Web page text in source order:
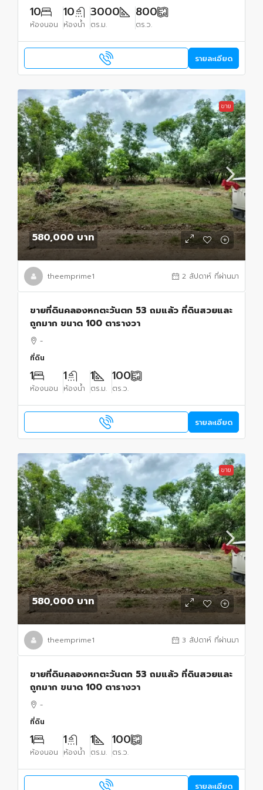
10
ห้องนอน
10
ห้องน้ำ
3000
ตร.ม.
800
ตร.ว.
รายละเอียด
ขาย
580,000 บาท
theemprime1 2 สัปดาห์ ที่ผ่านมา
ขายที่ดินคลองหกตะวันตก 53 ถมแล้ว ที่ดินสวยและ
ถูกมาก ขนาด 100 ตารางวา
-
ที่ดิน
1
ห้องนอน
1
ห้องน้ำ
1
ตร.ม.
100
ตร.ว.
รายละเอียด
ขาย
580,000 บาท
theemprime1 3 สัปดาห์ ที่ผ่านมา
ขายที่ดินคลองหกตะวันตก 53 ถมแล้ว ที่ดินสวยและ
ถูกมาก ขนาด 100 ตารางวา
-
ที่ดิน
1
ห้องนอน
1
ห้องน้ำ
1
ตร.ม.
100
ตร.ว.
รายละเอียด